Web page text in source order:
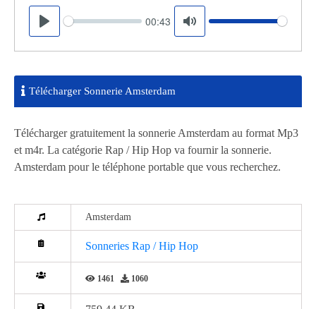
Play
Seek 00:43
Mute
Volume
Télécharger Sonnerie Amsterdam
Télécharger gratuitement la sonnerie Amsterdam au format Mp3
et m4r. La catégorie Rap / Hip Hop va fournir la sonnerie.
Amsterdam pour le téléphone portable que vous recherchez.
Amsterdam
Sonneries Rap / Hip Hop
1461 1060